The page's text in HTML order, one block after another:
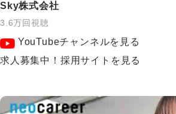
Sky株式会社
3.6万回視聴
YouTubeチャンネルを見る
求人募集中！採用サイトを見る